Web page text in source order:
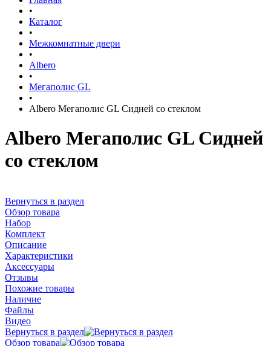
•
Каталог
•
Межкомнатные двери
•
Albero
•
Мегаполис GL
•
Albero Мегаполис GL Сидней со стеклом
Albero Мегаполис GL Сидней
со стеклом
Вернуться в раздел
Обзор товара
Набор
Комплект
Описание
Характеристики
Аксессуары
Отзывы
Похожие товары
Наличие
Файлы
Видео
Вернуться в раздел
Обзор товара